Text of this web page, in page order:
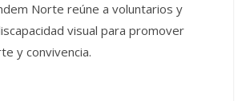
Norte reúne a voluntarios y
visual para promover
y convivencia.